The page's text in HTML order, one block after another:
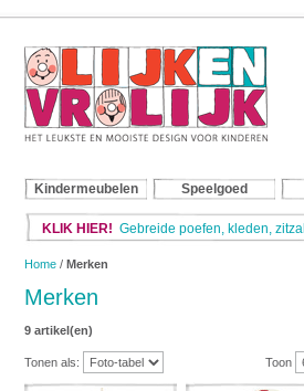
Kindermeubelen Speelgoed
KLIK HIER! Gebreide poefen, kleden,
Home / Merken
Merken
9 artikel(en)
Tonen als: Toon